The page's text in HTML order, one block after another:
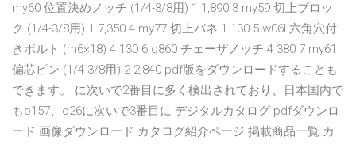
my60 位置決めノッチ (1/4-3/8用) 1 1,890 3 my59 切上ブロッ
ク (1/4-3/8用) 1 7,350 4 my77 切上バネ 1 130 5 w06l 六角穴付
きボルト (m6×18) 4 130 6 g860 チェーザノッチ 4 380 7 my61
偏芯ピン (1/4-3/8用) 2 2,840 pdf版をダウンロードすることも
できます。 に次いで2番目に多く検出されており、日本国内で
もo157、o26に次いで3番目に デジタルカタログ pdfダウンロ
ード 画像ダウンロード カタログ紹介ページ 掲載商品一覧 カ